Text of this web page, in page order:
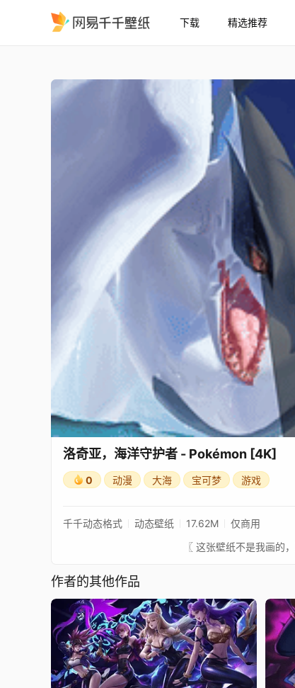
下载 精选推荐
洛奇亚，海洋守护者 - Pokémon [4K]
0 动漫 大海 宝可梦 游戏
千千动态格式 动态壁纸 17.62M 仅商用
作者的其他作品